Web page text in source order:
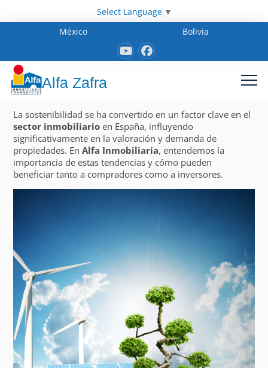
Select Language ▼
México
Bolivia
Alfa Zafra
La sostenibilidad se ha convertido en un factor clave en el
sector inmobiliario en España, influyendo
significativamente en la valoración y demanda de
propiedades. EnAlfa Inmobiliaria, entendemos la
importancia de estas tendencias y cómo pueden
beneficiar tanto a compradores como a inversores.